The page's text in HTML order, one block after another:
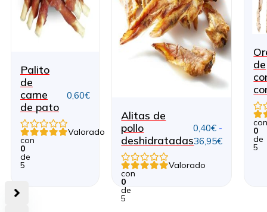
Palito
de
carne
de pato
Valorado
con
0
de
5
0,60€
Alitas de
pollo
deshidratadas
Valorado
con
0
de
5
0,40€ -
36,95€Rango
de
0
de
5